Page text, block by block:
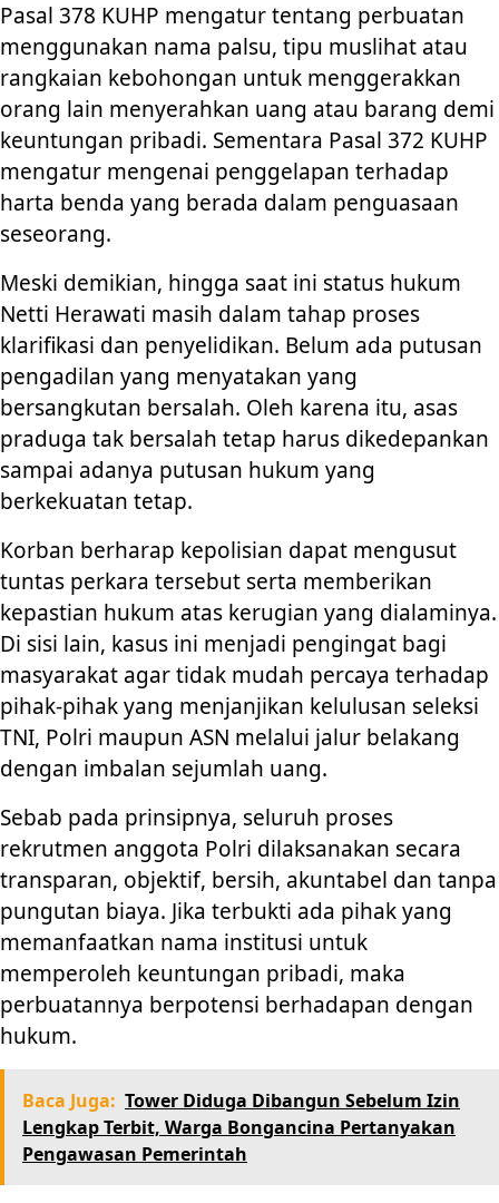
Pasal 378 KUHP mengatur tentang perbuatan
menggunakan nama palsu, tipu muslihat atau
rangkaian kebohongan untuk menggerakkan
orang lain menyerahkan uang atau barang demi
keuntungan pribadi. Sementara Pasal 372 KUHP
mengatur mengenai penggelapan terhadap
harta benda yang berada dalam penguasaan
seseorang.
Meski demikian, hingga saat ini status hukum
Netti Herawati masih dalam tahap proses
klarifikasi dan penyelidikan. Belum ada putusan
pengadilan yang menyatakan yang
bersangkutan bersalah. Oleh karena itu, asas
praduga tak bersalah tetap harus dikedepankan
sampai adanya putusan hukum yang
berkekuatan tetap.
Korban berharap kepolisian dapat mengusut
tuntas perkara tersebut serta memberikan
kepastian hukum atas kerugian yang dialaminya.
Di sisi lain, kasus ini menjadi pengingat bagi
masyarakat agar tidak mudah percaya terhadap
pihak-pihak yang menjanjikan kelulusan seleksi
TNI, Polri maupun ASN melalui jalur belakang
dengan imbalan sejumlah uang.
Sebab pada prinsipnya, seluruh proses
rekrutmen anggota Polri dilaksanakan secara
transparan, objektif, bersih, akuntabel dan tanpa
pungutan biaya. Jika terbukti ada pihak yang
memanfaatkan nama institusi untuk
memperoleh keuntungan pribadi, maka
perbuatannya berpotensi berhadapan dengan
hukum.
Baca Juga: Tower Diduga Dibangun Sebelum Izin
Lengkap Terbit, Warga Bongancina Pertanyakan
Pengawasan Pemerintah